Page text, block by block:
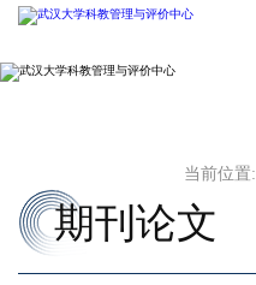
当前位置:
期刊论文